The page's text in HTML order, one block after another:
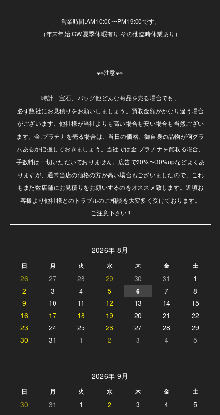
営業時間.AM10:00〜PM19:00です。
（年末年始.GW.夏季休暇有り.その他臨時休業あり）
※※注意※※
時計、宝石、バッグ他どんな商品を売る場合でも、
必ず数社にお見積りをお願いしましょう。買取金額がかなり違う場合
がございます。他社様が当社よりも高い場合も安い場合も当然ござい
ます。金.プラチナを売る場合は、当日の価格、御自身の品物が何グラ
ムあるか把握しておきましょう。当社では金.プラチナを買取る場合、
手数料は一切いただいておりません。広告で20%〜30%upなどよくあ
りますが、通常当店の価格の方が高い場合もございましたので、これ
もまた数店舗にお見積りをお願いするのをオススメ致します。近頃お
客様より他社様とのトラブルのご相談を大変多く受けております。
ご注意下さい!!
2026年 8月
日 月 火 水 木 金 土
26 27 28 29 30 31
1
2
3 4 5 6 7
8
9
10 11 12 13 14
15
16
17 18 19 20 21
22
23
24 25 26 27 28
29
30
31 1 2 3 4 5
2026年 9月
日 月 火 水 木 金 土
30 31 1 2 3 4
5